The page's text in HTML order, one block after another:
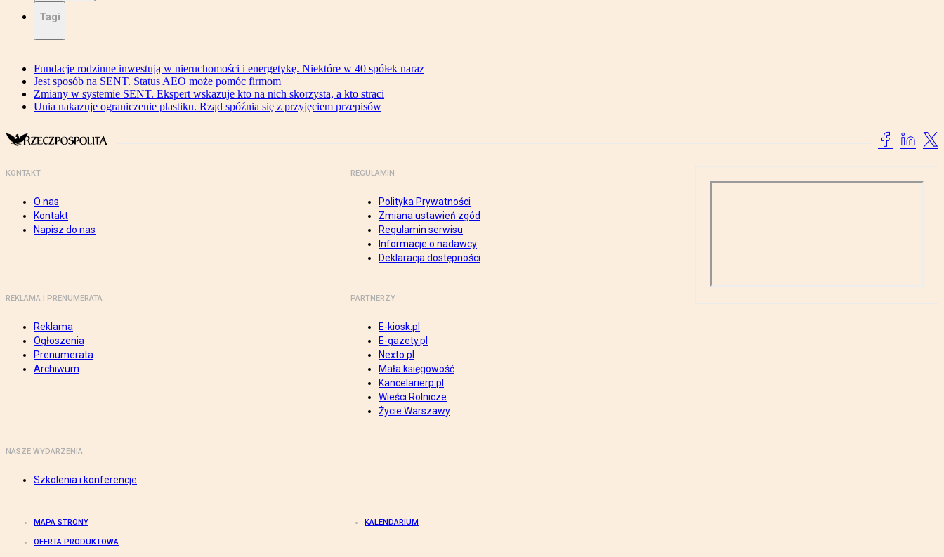
Tagi
Fundacje rodzinne inwestują w nieruchomości i energetykę. Niektóre w 40 spółek naraz
Jest sposób na SENT. Status AEO może pomóc firmom
Zmiany w systemie SENT. Ekspert wskazuje kto na nich skorzysta, a kto straci
Unia nakazuje ograniczenie plastiku. Rząd spóźnia się z przyjęciem przepisów
KONTAKT
O nas
Kontakt
Napisz do nas
REGULAMIN
Polityka Prywatności
Zmiana ustawień zgód
Regulamin serwisu
Informacje o nadawcy
Deklaracja dostępności
REKLAMA I PRENUMERATA
Reklama
Ogłoszenia
Prenumerata
Archiwum
PARTNERZY
E-kiosk.pl
E-gazety.pl
Nexto.pl
Mała księgowość
Kancelarierp.pl
Wieści Rolnicze
Życie Warszawy
NASZE WYDARZENIA
Szkolenia i konferencje
MAPA STRONY KALENDARIUM
OFERTA PRODUKTOWA